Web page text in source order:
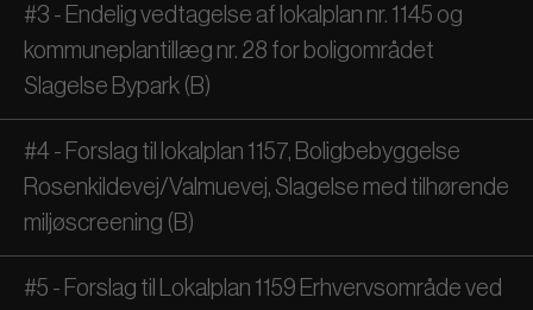
#3 - Endelig vedtagelse af lokalplan nr. 1145 og
kommuneplantillæg nr. 28 for boligområdet
Slagelse Bypark (B)
#4 - Forslag til lokalplan 1157, Boligbebyggelse
Rosenkildevej/Valmuevej, Slagelse med tilhørende
miljøscreening (B)
#5 - Forslag til Lokalplan 1159 Erhvervsområde ved